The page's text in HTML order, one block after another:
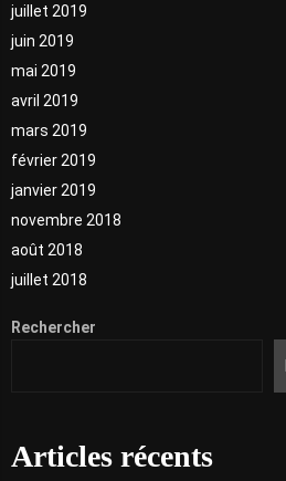
juillet 2019
juin 2019
mai 2019
avril 2019
mars 2019
février 2019
janvier 2019
novembre 2018
août 2018
juillet 2018
Rechercher
Articles récents